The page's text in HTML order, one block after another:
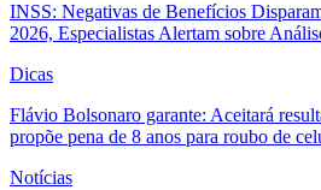
INSS: Negativas de Benefícios
2026, Especialistas Alertam sobre
Dicas
Flávio Bolsonaro garante: Aceitará
propõe pena de 8 anos para roubo de
Notícias